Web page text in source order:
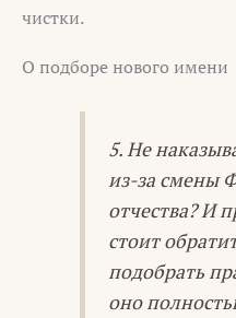
чистки.
О подборе нового имени
5. Не
из-за смены
отчества? И
стоит
подобрать
оно